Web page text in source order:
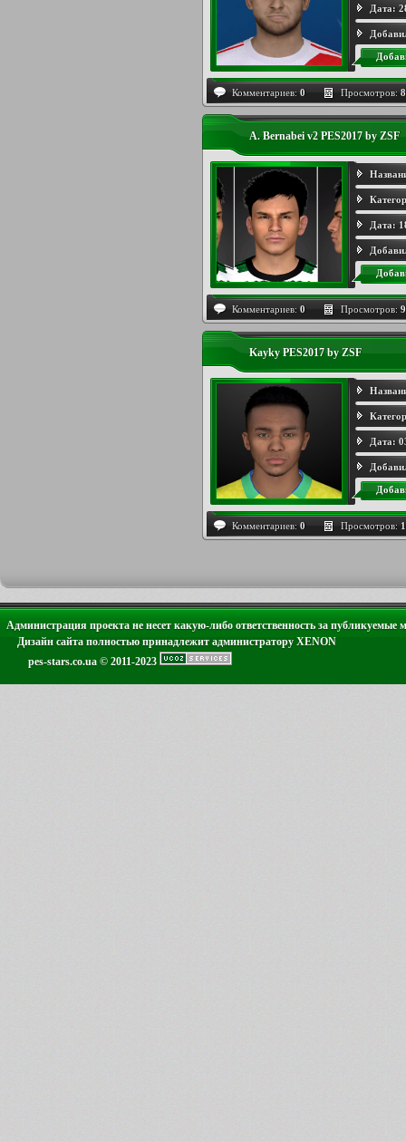
Дата:
Комментариев: 0 Просмотров:
A. Bernabei v2 PES2017 by ZSF
Дата:
Комментариев: 0 Просмотров:
Kayky PES2017 by ZSF
Дата:
Комментариев: 0 Просмотров:
Администрация проекта не несет какую-либо ответственность за публикуемые
Дизайн сайта полностью принадлежит администратору XENON
pes-stars.co.ua © 2011-2023